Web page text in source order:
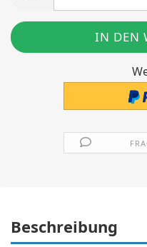
Beschreibung